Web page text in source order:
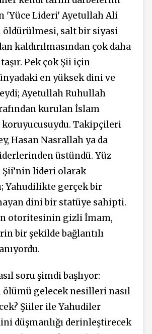
'Yüce Lideri' Ayetullah Ali
öldürülmesi, salt bir siyasi
kaldırılmasından çok daha
Pek çok Şii için
en yüksek dini ve
Ayetullah Ruhullah
kurulan İslam
Takipçileri
Hasan Nasrallah ya da
üstündü. Yüz
lideri olarak
Yahudilikte gerçek bir
dini bir statüye sahipti.
otoritesinin gizli İmam,
bir şekilde bağlantılı
soru şimdi başlıyor:
ölümü gelecek nesilleri nasıl
Şiiler ile Yahudiler
düşmanlığı derinleştirecek